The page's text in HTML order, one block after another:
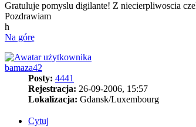
Gratuluje pomyslu digilante! Z niecierpliwoscia
Pozdrawiam
h
Na górę
bamaza42
Posty: 4441
Rejestracja: 26-09-2006, 15:57
Lokalizacja: Gdansk/Luxembourg
Cytuj